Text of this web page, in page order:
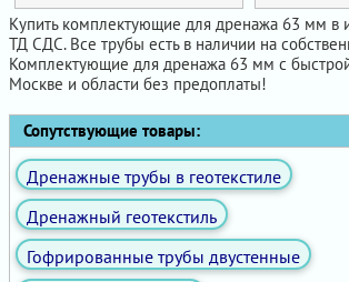
Купить комплектующие для дренажа 63 мм в
ТД СДС. Все трубы есть в наличии на
Комплектующие для дренажа 63 мм с
Москве и области без предоплаты!
Сопутствующие товары:
Дренажные трубы в геотекстиле
Дренажный геотекстиль
Гофрированные трубы двустенные